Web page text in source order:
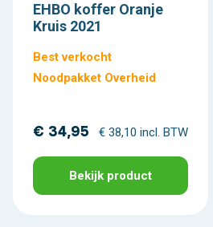
EHBO koffer Oranje
Kruis 2021
Best verkocht
Noodpakket Overheid
€ 34,95 € 38,10 incl. BTW
Bekijk product